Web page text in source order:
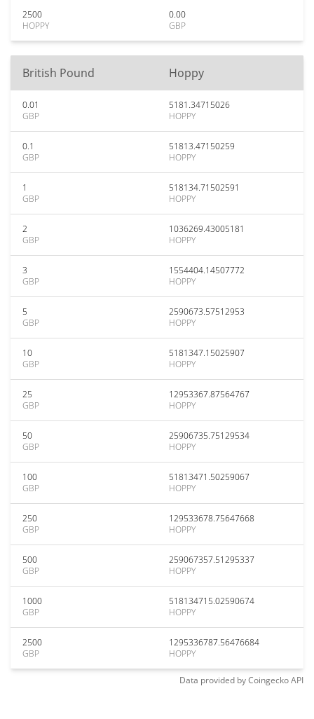
2500
HOPPY
0.00
GBP
British Pound Hoppy
0.01
GBP
5181.34715026
HOPPY
0.1
GBP
51813.47150259
HOPPY
1
GBP
518134.71502591
HOPPY
2
GBP
1036269.43005181
HOPPY
3
GBP
1554404.14507772
HOPPY
5
GBP
2590673.57512953
HOPPY
10
GBP
5181347.15025907
HOPPY
25
GBP
12953367.87564767
HOPPY
50
GBP
25906735.75129534
HOPPY
100
GBP
51813471.50259067
HOPPY
250
GBP
129533678.75647668
HOPPY
500
GBP
259067357.51295337
HOPPY
1000
GBP
518134715.02590674
HOPPY
2500
GBP
1295336787.56476684
HOPPY
Data provided byCoingeckoAPI